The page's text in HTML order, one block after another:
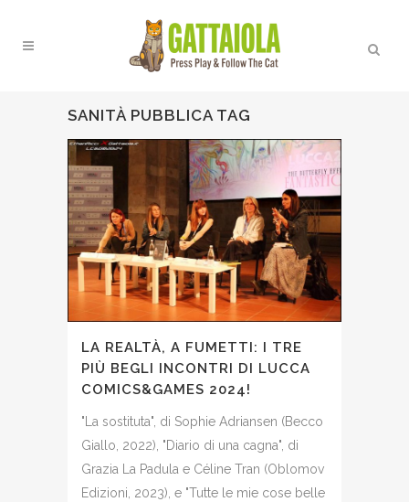
SANITÀ PUBBLICA TAG
LA REALTÀ, A FUMETTI: I TRE
PIÙ BEGLI INCONTRI DI LUCCA
COMICS&GAMES 2024!
"La sostituta", di Sophie Adriansen (Becco
Giallo, 2022), "Diario di una cagna", di
Grazia La Padula e Céline Tran (Oblomov
Edizioni, 2023), e "Tutte le mie cose belle